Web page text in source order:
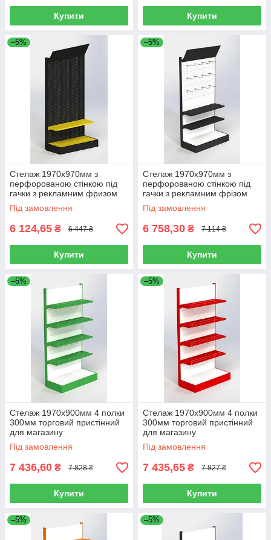
Купити Купити
–5%
Стелаж 1970х970мм з
перфорованою стінкою під
гачки з рекламним фризом
торговий пристінний для
магазину
Під замовлення
6 124,65 ₴ 6 447 ₴
Купити
–5%
Стелаж 1970х970мм з
перфорованою стінкою під
гачки з рекламним фрізом
торговий пристінний для
магазину
Під замовлення
6 758,30 ₴ 7 114 ₴
Купити
–5%
Стелаж 1970х900мм 4 полки
300мм торговий пристінний
для магазину
Під замовлення
7 436,60 ₴ 7 828 ₴
Купити
–5%
Стелаж 1970х900мм 4 полки
300мм торговий пристінний
для магазину
Під замовлення
7 435,65 ₴ 7 827 ₴
Купити
–5% –5%